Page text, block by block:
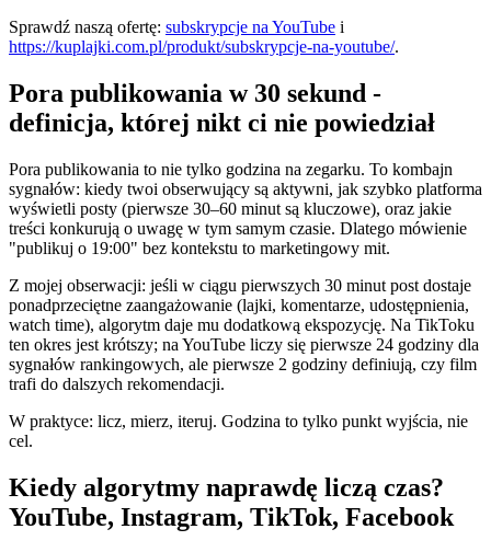
Sprawdź naszą ofertę: subskrypcje na YouTube i
https://kuplajki.com.pl/produkt/subskrypcje-na-youtube/.
Pora publikowania w 30 sekund -
definicja, której nikt ci nie powiedział
Pora publikowania to nie tylko godzina na zegarku. To kombajn
sygnałów: kiedy twoi obserwujący są aktywni, jak szybko platforma
wyświetli posty (pierwsze 30–60 minut są kluczowe), oraz jakie
treści konkurują o uwagę w tym samym czasie. Dlatego mówienie
"publikuj o 19:00" bez kontekstu to marketingowy mit.
Z mojej obserwacji: jeśli w ciągu pierwszych 30 minut post dostaje
ponadprzeciętne zaangażowanie (lajki, komentarze, udostępnienia,
watch time), algorytm daje mu dodatkową ekspozycję. Na TikToku
ten okres jest krótszy; na YouTube liczy się pierwsze 24 godziny dla
sygnałów rankingowych, ale pierwsze 2 godziny definiują, czy film
trafi do dalszych rekomendacji.
W praktyce: licz, mierz, iteruj. Godzina to tylko punkt wyjścia, nie
cel.
Kiedy algorytmy naprawdę liczą czas?
YouTube, Instagram, TikTok, Facebook